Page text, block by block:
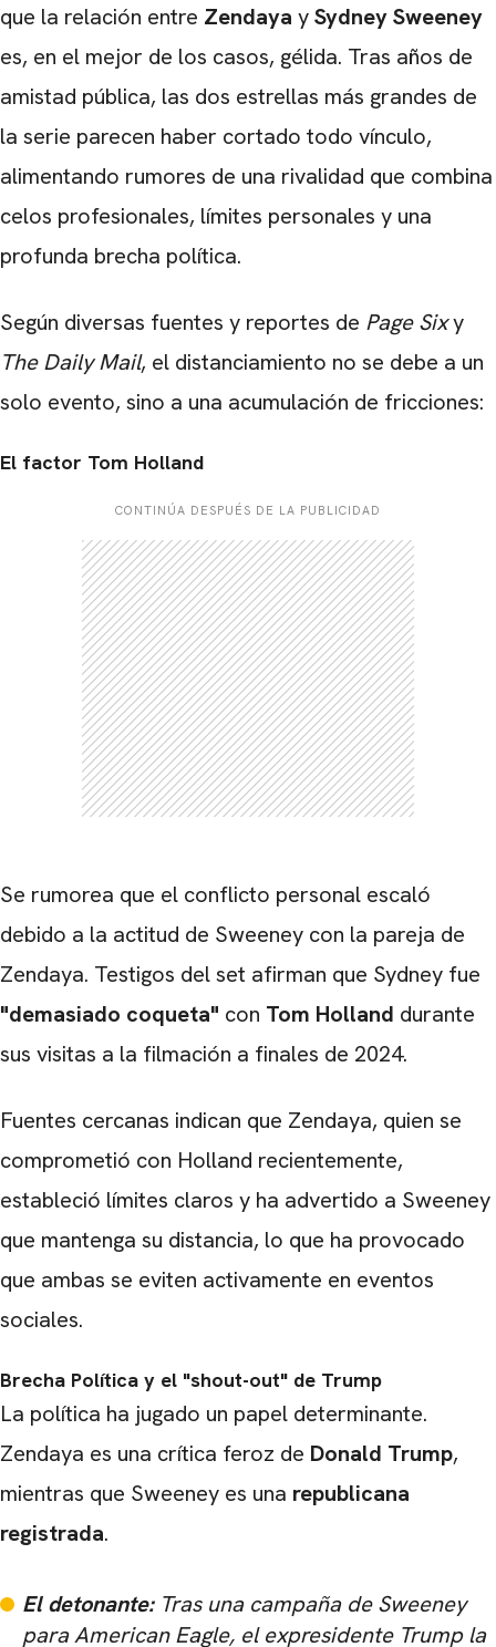
que la relación entre Zendaya ySydney Sweeney
es, en el mejor de los casos, gélida. Tras años de
amistad pública, las dos estrellas más grandes de
la serie parecen haber cortado todo vínculo,
alimentando rumores de una rivalidad que combina
celos profesionales, límites personales y una
profunda brecha política.
Según diversas fuentes y reportes de Page Sixy
The Daily Mail, el distanciamiento no se debe a un
solo evento, sino a una acumulación de fricciones:
El factor Tom Holland
CONTINÚA DESPUÉS DE LA PUBLICIDAD
Se rumorea que el conflicto personal escaló
debido a la actitud de Sweeney con la pareja de
Zendaya. Testigos del set afirman que Sydney fue
"demasiado coqueta" con Tom Holland durante
sus visitas a la filmación a finales de 2024.
Fuentes cercanas indican que Zendaya, quien se
comprometió con Holland recientemente,
estableció límites claros y ha advertido a Sweeney
que mantenga su distancia, lo que ha provocado
que ambas se eviten activamente en eventos
sociales.
Brecha Política y el "shout-out" de Trump
La política ha jugado un papel determinante.
Zendaya es una crítica feroz de Donald Trump,
mientras que Sweeney es una republicana
registrada.
El detonante:Tras una campaña de Sweeney
paraAmerican Eagle, el expresidente Trump la